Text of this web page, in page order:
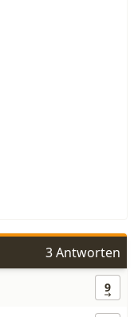
3 Antworten
9